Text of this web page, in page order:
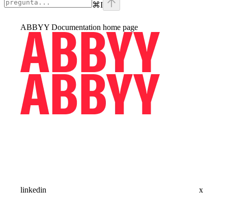
⌘I
ABBYY Documentation home page
linkedin x